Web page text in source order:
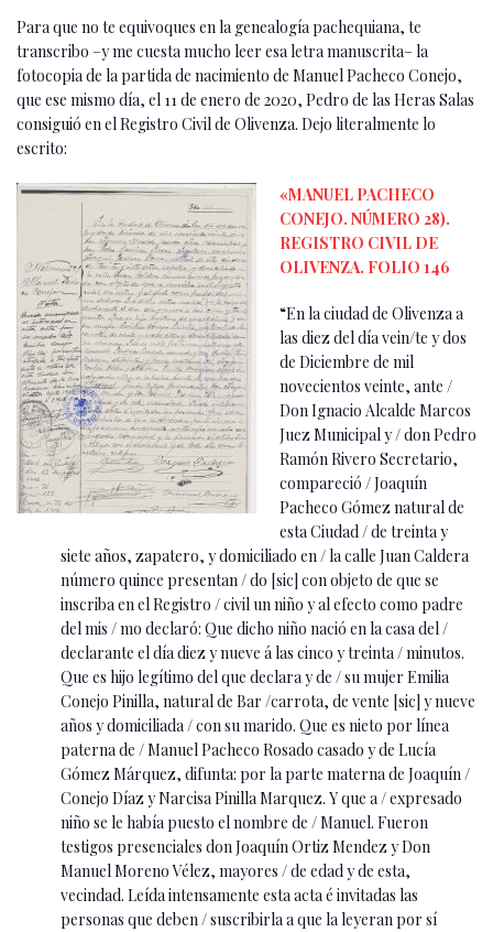
Para que no te equivoques en la genealogía pachequiana, te
transcribo –y me cuesta mucho leer esa letra manuscrita– la
fotocopia de la partida de nacimiento de Manuel Pacheco Conejo,
que ese mismo día, el 11 de enero de 2020, Pedro de las Heras Salas
consiguió en el Registro Civil de Olivenza. Dejo literalmente lo
escrito:
«MANUEL PACHECO
CONEJO. NÚMERO 28).
REGISTRO CIVIL DE
OLIVENZA. FOLIO 146
“En la ciudad de Olivenza a
las diez del día vein/te y dos
de Diciembre de mil
novecientos veinte, ante /
Don Ignacio Alcalde Marcos
Juez Municipal y / don Pedro
Ramón Rivero Secretario,
compareció / Joaquín
Pacheco Gómez natural de
esta Ciudad / de treinta y
siete años, zapatero, y domiciliado en / la calle Juan Caldera
número quince presentan / do [sic] con objeto de que se
inscriba en el Registro / civil un niño y al efecto como padre
del mis / mo declaró: Que dicho niño nació en la casa del /
declarante el día diez y nueve á las cinco y treinta / minutos.
Que es hijo legítimo del que declara y de / su mujer Emilia
Conejo Pinilla, natural de Bar /carrota, de vente [sic] y nueve
años y domiciliada / con su marido. Que es nieto por línea
paterna de / Manuel Pacheco Rosado casado y de Lucía
Gómez Márquez, difunta: por la parte materna de Joaquín /
Conejo Díaz y Narcisa Pinilla Marquez. Y que a / expresado
niño se le había puesto el nombre de / Manuel. Fueron
testigos presenciales don Joaquín Ortiz Mendez y Don
Manuel Moreno Vélez, mayores / de edad y de esta,
vecindad. Leída intensamente esta acta é invitadas las
personas que deben / suscribirla a que la leyeran por sí